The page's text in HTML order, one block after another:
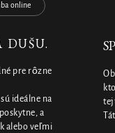
iba online
DUŠU.
pre rôzne
ideálne na
a
alebo veľmi